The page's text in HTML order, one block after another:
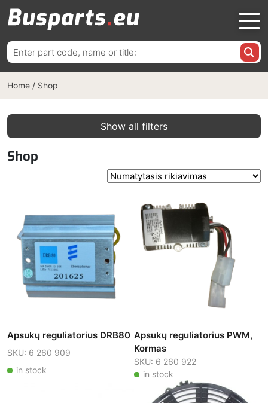
Ieškoti:
Home / Shop
Show all filters
Shop
Apsukų reguliatorius DRB80
SKU: 6 260 909
in stock
Apsukų reguliatorius PWM,
Kormas
SKU: 6 260 922
in stock